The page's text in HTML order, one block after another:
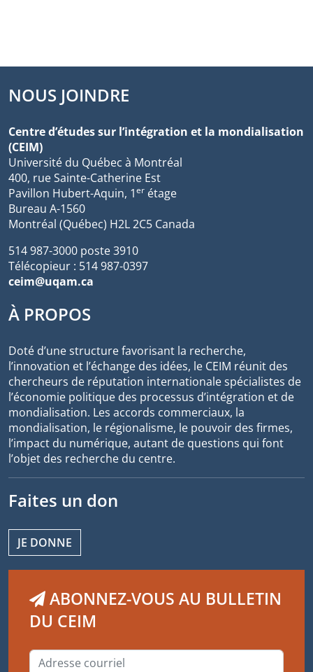
NOUS JOINDRE
Centre d’études sur l’intégration et la mondialisation
(CEIM)
Université du Québec à Montréal
400, rue Sainte-Catherine Est
Pavillon Hubert-Aquin, 1er étage
Bureau A-1560
Montréal (Québec) H2L 2C5 Canada
514 987-3000 poste 3910
Télécopieur : 514 987-0397
ceim@uqam.ca
À PROPOS
Doté d’une structure favorisant la recherche,
l’innovation et l’échange des idées, le CEIM réunit des
chercheurs de réputation internationale spécialistes de
l’économie politique des processus d’intégration et de
mondialisation. Les accords commerciaux, la
mondialisation, le régionalisme, le pouvoir des firmes,
l’impact du numérique, autant de questions qui font
l’objet des recherche du centre.
Faites un don
JE DONNE
ABONNEZ-VOUS AU BULLETIN
DU CEIM